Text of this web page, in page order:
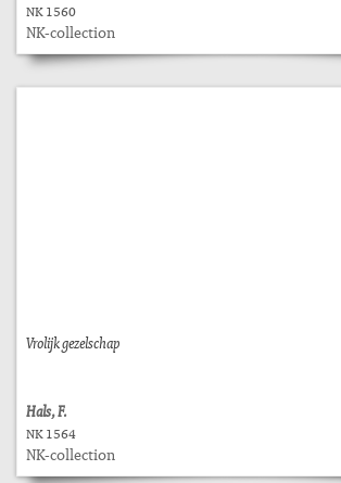
NK 1560
NK-collection
Vrolijk gezelschap
Hals, F.
NK 1564
NK-collection